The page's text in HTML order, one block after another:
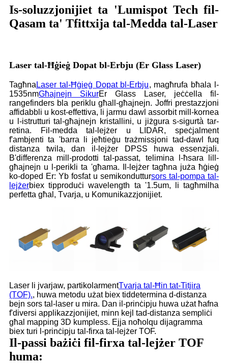
Is-soluzzjonijiet ta 'Lumispot Tech fil-
Qasam ta' Tfittxija tal-Medda tal-Laser
Laser tal-Ħġieġ Dopat bl-Erbju (Er Glass Laser)
Tagħna Laser tal-Ħġieġ Dopat bl-Erbju, magħrufa bħala l-
1535nmGħajnejn SikurEr Glass Laser, jeċċella fil-
rangefinders bla periklu għall-għajnejn. Joffri prestazzjoni
affidabbli u kost-effettiva, li jarmu dawl assorbit mill-kornea
u l-istrutturi tal-għajnejn kristallini, u jiżgura s-sigurtà tar-
retina. Fil-medda tal-lejżer u LIDAR, speċjalment
f'ambjenti ta 'barra li jeħtieġu trażmissjoni tad-dawl fuq
distanza twila, dan il-lejżer DPSS huwa essenzjali.
B'differenza mill-prodotti tal-passat, telimina l-ħsara lill-
għajnejn u l-perikli ta 'għama. Il-lejżer tagħna juża ħġieġ
ko-doped Er: Yb fosfat u semikonduttursors tal-pompa tal-
lejżerbiex tipproduċi wavelength ta '1.5um, li tagħmilha
perfetta għal, Tvarja, u Komunikazzjonijiet.
Laser li jvarjaw, partikolarmentTvarja tal-Ħin tat-Titjira
(TOF)., huwa metodu użat biex tiddetermina d-distanza
bejn sors tal-laser u mira. Dan il-prinċipju huwa użat ħafna
f'diversi applikazzjonijiet, minn kejl tad-distanza sempliċi
għal mapping 3D kumpless. Ejja noħolqu dijagramma
biex turi l-prinċipju tal-firxa tal-lejżer TOF.
Il-passi bażiċi fil-firxa tal-lejżer TOF
huma: